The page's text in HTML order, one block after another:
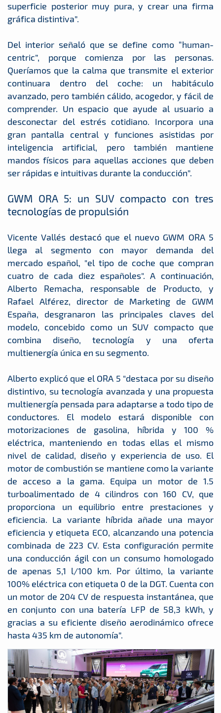
superficie posterior muy pura, y crear una firma
gráfica distintiva”.
Del interior señaló que se define como “human-
centric”, porque comienza por las personas.
Queríamos que la calma que transmite el exterior
continuara dentro del coche: un habitáculo
avanzado, pero también cálido, acogedor, y fácil de
comprender. Un espacio que ayude al usuario a
desconectar del estrés cotidiano. Incorpora una
gran pantalla central y funciones asistidas por
inteligencia artificial, pero también mantiene
mandos físicos para aquellas acciones que deben
ser rápidas e intuitivas durante la conducción”.
GWM ORA 5: un SUV compacto con tres
tecnologías de propulsión
Vicente Vallés destacó que el nuevo GWM ORA 5
llega al segmento con mayor demanda del
mercado español, "el tipo de coche que compran
cuatro de cada diez españoles". A continuación,
Alberto Remacha, responsable de Producto, y
Rafael Alférez, director de Marketing de GWM
España, desgranaron las principales claves del
modelo, concebido como un SUV compacto que
combina diseño, tecnología y una oferta
multienergía única en su segmento.
Alberto explicó que el ORA 5 "destaca por su diseño
distintivo, su tecnología avanzada y una propuesta
multienergía pensada para adaptarse a todo tipo de
conductores. El modelo estará disponible con
motorizaciones de gasolina, híbrida y 100 %
eléctrica, manteniendo en todas ellas el mismo
nivel de calidad, diseño y experiencia de uso. El
motor de combustión se mantiene como la variante
de acceso a la gama. Equipa un motor de 1.5
turboalimentado de 4 cilindros con 160 CV, que
proporciona un equilibrio entre prestaciones y
eficiencia. La variante híbrida añade una mayor
eficiencia y etiqueta ECO, alcanzando una potencia
combinada de 223 CV. Esta configuración permite
una conducción ágil con un consumo homologado
de apenas 5,1 l/100 km. Por último, la variante
100% eléctrica con etiqueta 0 de la DGT. Cuenta con
un motor de 204 CV de respuesta instantánea, que
en conjunto con una batería LFP de 58,3 kWh, y
gracias a su eficiente diseño aerodinámico ofrece
hasta 435 km de autonomía”.